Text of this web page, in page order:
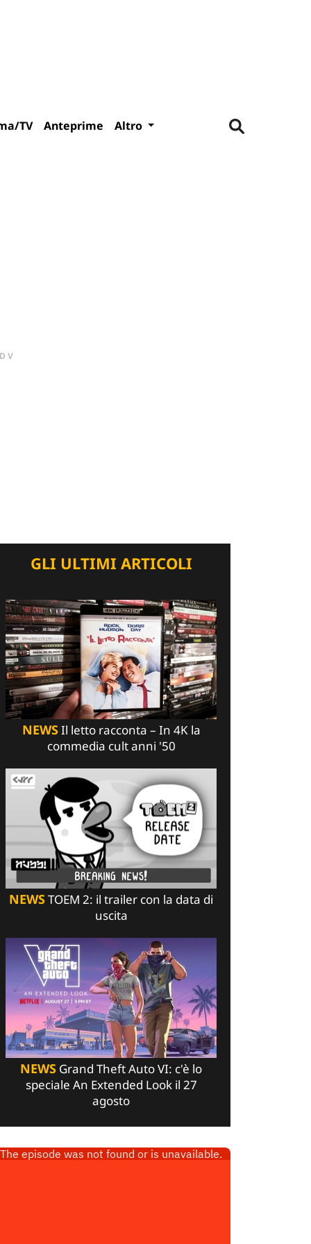
TV Anteprime Altro
GLI ULTIMI ARTICOLI
NEWSIl letto racconta – In 4K la
commedia cult anni '50
NEWSTOEM 2: il trailer con la data di
uscita
NEWS Grand Theft Auto VI: c'è lo
speciale An Extended Look il 27
agosto